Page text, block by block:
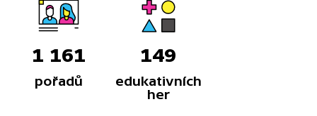
1 161
pořadů
149
edukativních
her